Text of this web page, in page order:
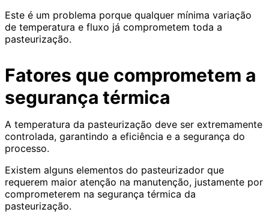
Este é um problema porque qualquer mínima variação
de temperatura e fluxo já comprometem toda a
pasteurização.
Fatores que comprometem a
segurança térmica
A temperatura da pasteurização deve ser extremamente
controlada, garantindo a eficiência e a segurança do
processo.
Existem alguns elementos do pasteurizador que
requerem maior atenção na manutenção, justamente por
comprometerem na segurança térmica da
pasteurização.